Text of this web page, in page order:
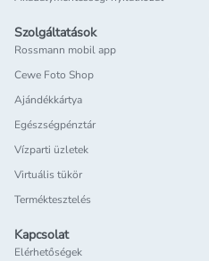
Szolgáltatások
Rossmann mobil app
Cewe Foto Shop
Ajándékkártya
Egészségpénztár
Vízparti üzletek
Virtuális tükör
Terméktesztelés
Kapcsolat
Elérhetőségek